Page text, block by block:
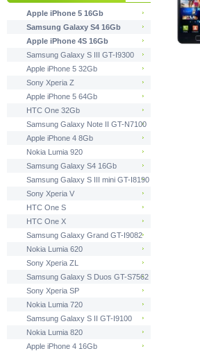
Apple iPhone 5 16Gb
Samsung Galaxy S4 16Gb
Apple iPhone 4S 16Gb
Samsung Galaxy S III GT-I9300
Apple iPhone 5 32Gb
Sony Xperia Z
Apple iPhone 5 64Gb
HTC One 32Gb
Samsung Galaxy Note II GT-N7100
Apple iPhone 4 8Gb
Nokia Lumia 920
Samsung Galaxy S4 16Gb
Samsung Galaxy S III mini GT-I8190
Sony Xperia V
HTC One S
HTC One X
Samsung Galaxy Grand GT-I9082
Nokia Lumia 620
Sony Xperia ZL
Samsung Galaxy S Duos GT-S7562
Sony Xperia SP
Nokia Lumia 720
Samsung Galaxy S II GT-I9100
Nokia Lumia 820
Apple iPhone 4 16Gb